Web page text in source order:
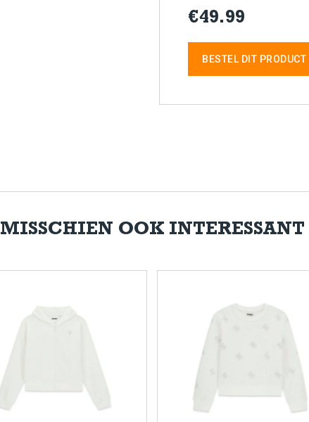
€49.99
BESTEL DIT PRODUCT
MISSCHIEN OOK INTERESSANT